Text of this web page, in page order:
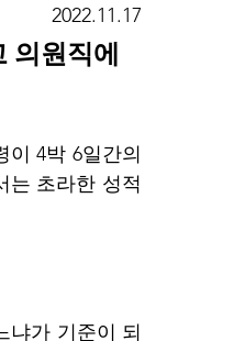
2022.11.17
의원직에
는 초라한 성적